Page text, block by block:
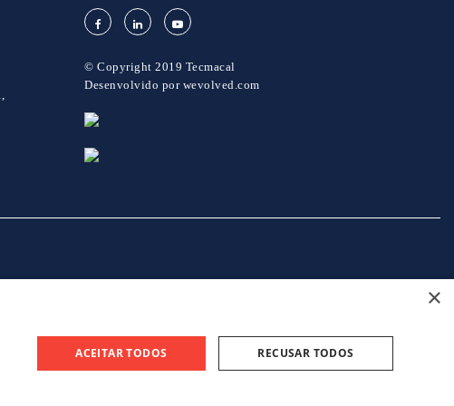
© Copyright 2019 Tecmacal
Desenvolvido por wevolved.com
×
ACEITAR TODOS RECUSAR TODOS